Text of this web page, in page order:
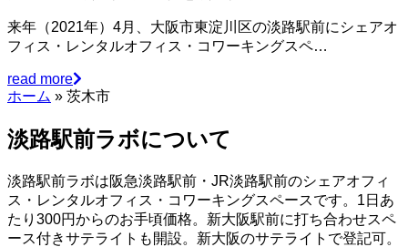
来年（2021年）4月、大阪市東淀川区の淡路駅前にシェアオ
フィス・レンタルオフィス・コワーキングスペ…
read more
ホーム » 茨木市
淡路駅前ラボについて
淡路駅前ラボは阪急淡路駅前・JR淡路駅前のシェアオフィ
ス・レンタルオフィス・コワーキングスペースです。1日あ
たり300円からのお手頃価格。新大阪駅前に打ち合わせスペ
ース付きサテライトも開設。新大阪のサテライトで登記可。